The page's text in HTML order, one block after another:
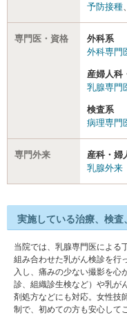
予防接種
専門医・資格
外科系
外科専門
産婦人科
乳腺専門
検査系
病理専門
専門外来
産科・婦
乳腺外来
実施している治療、検査
当院では、乳腺専門医による
組み合わせた乳がん検診を行
入し、痛みの少ない撮影を心
診、組織診生検など）や乳が
剤処方などにも対応。女性技
制で、初めての方も安心して